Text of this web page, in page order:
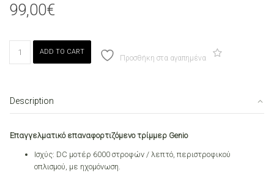
99,00€
Genio
ADD TO CART
Προσθήκη στα αγαπημένα
Description
Επαγγελματικό επαναφορτιζόμενο τρίμμερ Genio
Ισχύς: DC μοτέρ 6000 στροφών / λεπτό, περιστροφικού
οπλισμού, με ηχομόνωση.